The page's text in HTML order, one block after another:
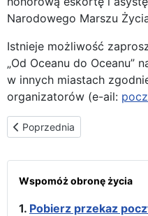
Narodowego Marszu
Istnieje możliwość
„Od Oceanu do Oceanu”
w innych miastach
organizatorów (e-ail:
Poprzednia strona: Stalowa
Poprzednia
Wspomóż obronę życia
1. Pobierz przekaz